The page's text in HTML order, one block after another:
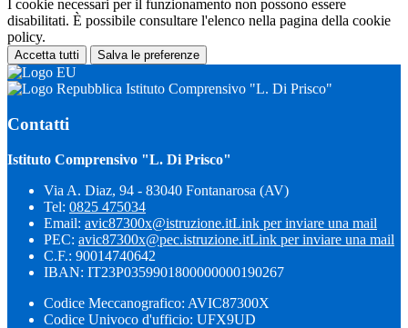
I cookie necessari per il funzionamento non possono essere
disabilitati. È possibile consultare l'elenco nella pagina della cookie
policy.
Accetta tutti Salva le preferenze
Istituto Comprensivo "L. Di Prisco"
Contatti
Istituto Comprensivo "L. Di Prisco"
Via A. Diaz, 94 - 83040 Fontanarosa (AV)
Tel: 0825 475034
Email: avic87300x@istruzione.itLink per inviare una mail
PEC: avic87300x@pec.istruzione.itLink per inviare una mail
C.F.: 90014740642
IBAN: IT23P0359901800000000190267
Codice Meccanografico: AVIC87300X
Codice Univoco d'ufficio: UFX9UD